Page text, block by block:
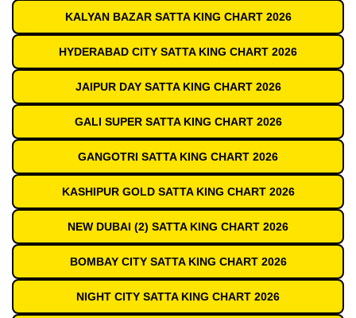
KALYAN BAZAR SATTA KING CHART 2026
HYDERABAD CITY SATTA KING CHART 2026
JAIPUR DAY SATTA KING CHART 2026
GALI SUPER SATTA KING CHART 2026
GANGOTRI SATTA KING CHART 2026
KASHIPUR GOLD SATTA KING CHART 2026
NEW DUBAI (2) SATTA KING CHART 2026
BOMBAY CITY SATTA KING CHART 2026
NIGHT CITY SATTA KING CHART 2026